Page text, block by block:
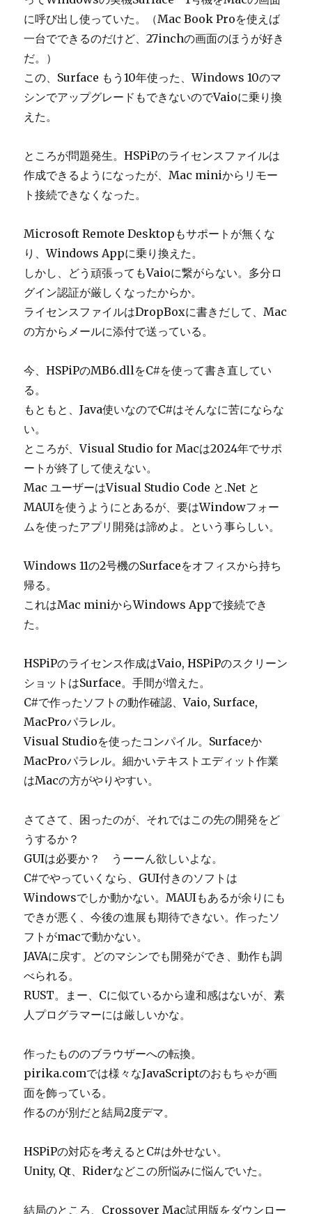
に呼び出し使っていた。（Mac Book Proを使えば
一台でできるのだけど、27inchの画面のほうが好き
だ。）
この、Surface もう10年使った、Windows 10のマ
シンでアップグレードもできないのでVaioに乗り換
えた。
ところが問題発生。HSPiPのライセンスファイルは
作成できるようになったが、Mac miniからリモー
ト接続できなくなった。
Microsoft Remote Desktopもサポートが無くな
り、Windows Appに乗り換えた。
しかし、どう頑張ってもVaioに繋がらない。多分ロ
グイン認証が厳しくなったからか。
ライセンスファイルはDropBoxに書きだして、Mac
の方からメールに添付で送っている。
今、HSPiPのMB6.dllをC#を使って書き直してい
る。
もともと、Java使いなのでC#はそんなに苦にならな
い。
ところが、Visual Studio for Macは2024年でサポ
ートが終了して使えない。
Mac ユーザーはVisual Studio Code と.Net と
MAUIを使うようにとあるが、要はWindowフォー
ムを使ったアプリ開発は諦めよ。という事らしい。
Windows 11の2号機のSurfaceをオフィスから持ち
帰る。
これはMac miniからWindows Appで接続でき
た。
HSPiPのライセンス作成はVaio, HSPiPのスクリーン
ショットはSurface。手間が増えた。
C#で作ったソフトの動作確認、Vaio, Surface,
MacProパラレル。
Visual Studioを使ったコンパイル。Surfaceか
MacProパラレル。細かいテキストエディット作業
はMacの方がやりやすい。
さてさて、困ったのが、それではこの先の開発をど
うするか？
GUIは必要か？ うーーん欲しいよな。
C#でやっていくなら、GUI付きのソフトは
Windowsでしか動かない。MAUIもあるが余りにも
できが悪く、今後の進展も期待できない。作ったソ
フトがmacで動かない。
JAVAに戻す。どのマシンでも開発ができ、動作も調
べられる。
RUST。まー、Cに似ているから違和感はないが、素
人プログラマーには厳しいかな。
作ったもののブラウザーへの転換。
pirika.comでは様々なJavaScriptのおもちゃが画
面を飾っている。
作るのが別だと結局2度デマ。
HSPiPの対応を考えるとC#は外せない。
Unity, Qt、Riderなどこの所悩みに悩んでいた。
結局のところ、Crossover Mac試用版をダウンロー